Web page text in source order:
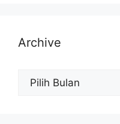
Archive
Archive